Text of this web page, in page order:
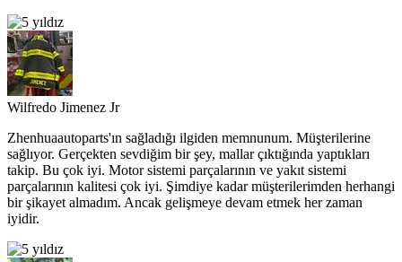
Wilfredo Jimenez Jr
Zhenhuaautoparts'ın sağladığı ilgiden memnunum. Müşterilerine
sağlıyor. Gerçekten sevdiğim bir şey, mallar çıktığında yaptıkları
takip. Bu çok iyi. Motor sistemi parçalarının ve yakıt sistemi
parçalarının kalitesi çok iyi. Şimdiye kadar müşterilerimden herhangi
bir şikayet almadım. Ancak gelişmeye devam etmek her zaman
iyidir.